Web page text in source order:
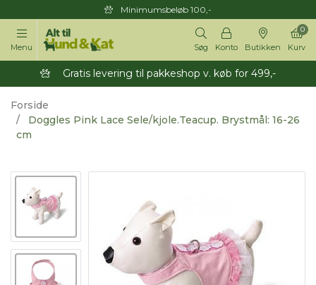
Minimumsbeløb 100,-
Menu Søg Konto Butikken Kurv
0
Gratis levering til pakkeshop v. køb for 499,-
Forside
Doggles Pink Lace Sele/kjole.Teacup. Brystmål: 16-26
cm